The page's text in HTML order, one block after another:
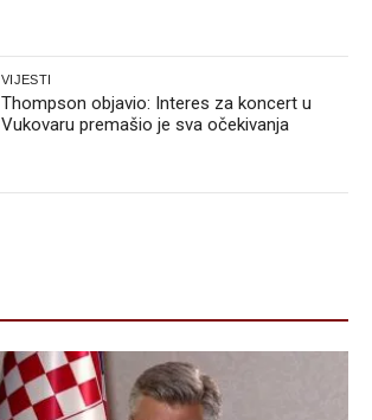
VIJESTI
Thompson objavio: Interes za koncert u
Vukovaru premašio je sva očekivanja